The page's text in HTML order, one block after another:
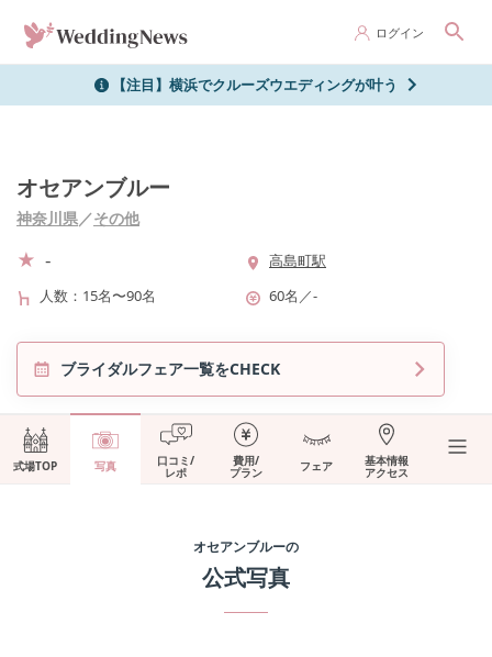
ログイン
【注目】横浜でクルーズウエディングが叶う
オセアンブルー
神奈川県／その他
-
高島町駅
人数
15名〜90名 60名 ／-
ブライダルフェア一覧をCHECK
式場TOP 写真 口コミ/
レポ
費用/
プラン フェア 基本情報
アクセス
オセアンブルーの
公式写真